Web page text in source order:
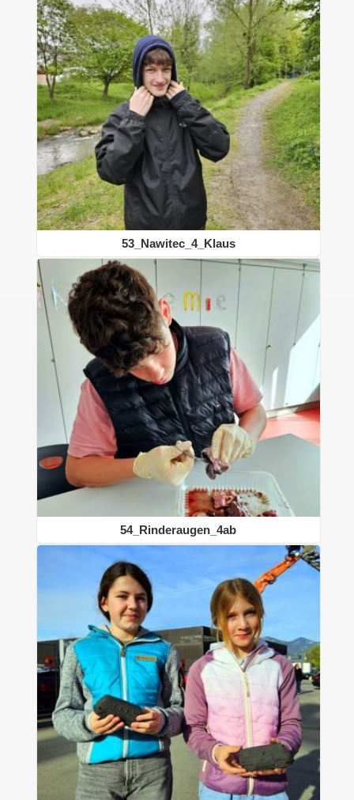
53_Nawitec_4_Klaus
54_Rinderaugen_4ab